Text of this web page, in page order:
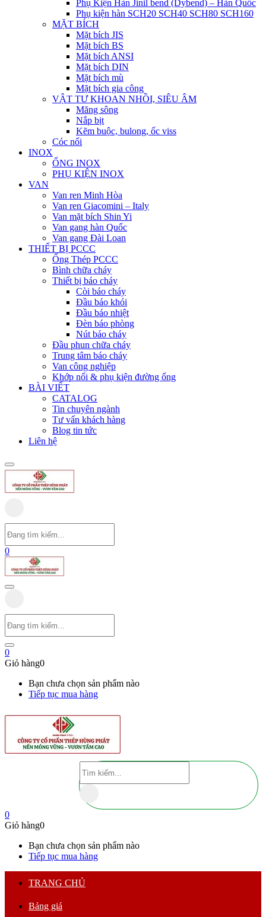
Phụ Kiện Hàn Jinil bend (Dybend) – Hàn Quốc
Phụ kiện hàn SCH20 SCH40 SCH80 SCH160
MẶT BÍCH
Mặt bích JIS
Mặt bích BS
Mặt bích ANSI
Mặt bích DIN
Mặt bích mù
Mặt bích gia công
VẬT TƯ KHOAN NHỒI, SIÊU ÂM
Măng sông
Nắp bịt
Kẽm buộc, bulong, ốc viss
Cóc nối
INOX
ỐNG INOX
PHỤ KIỆN INOX
VAN
Van ren Minh Hòa
Van ren Giacomini – Italy
Van mặt bích Shin Yi
Van gang hàn Quốc
Van gang Đài Loan
THIẾT BỊ PCCC
Ống Thép PCCC
Bình chữa cháy
Thiết bị báo cháy
Còi báo cháy
Đầu báo khói
Đầu báo nhiệt
Đèn báo phòng
Nút báo cháy
Đầu phun chữa cháy
Trung tâm báo cháy
Van công nghiệp
Khớp nối & phụ kiện đường ống
BÀI VIẾT
CATALOG
Tin chuyên ngành
Tư vấn khách hàng
Blog tin tức
Liên hệ
0
0
Giỏ hàng0
Bạn chưa chọn sản phẩm nào
Tiếp tục mua hàng
0
Giỏ hàng0
Bạn chưa chọn sản phẩm nào
Tiếp tục mua hàng
TRANG CHỦ
Bảng giá